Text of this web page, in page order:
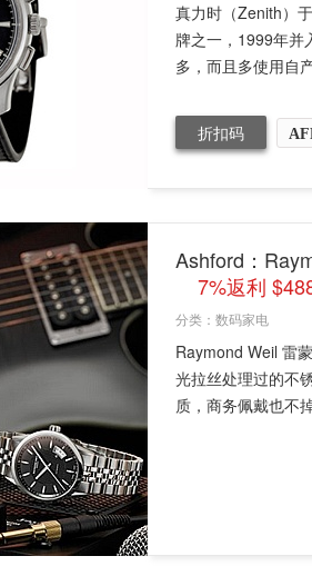
真力时（Zenith）
牌之一，1999年并
多，而且多使用自
折扣码
Ashford：
7%返利
分类： 数码家电
Raymond Weil 雷
光拉丝处理过的不
质，商务佩戴也不